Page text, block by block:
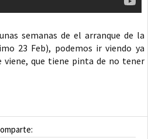
semanas de el arranque de la
23 Feb), podemos ir viendo ya
viene, que tiene pinta de no tener